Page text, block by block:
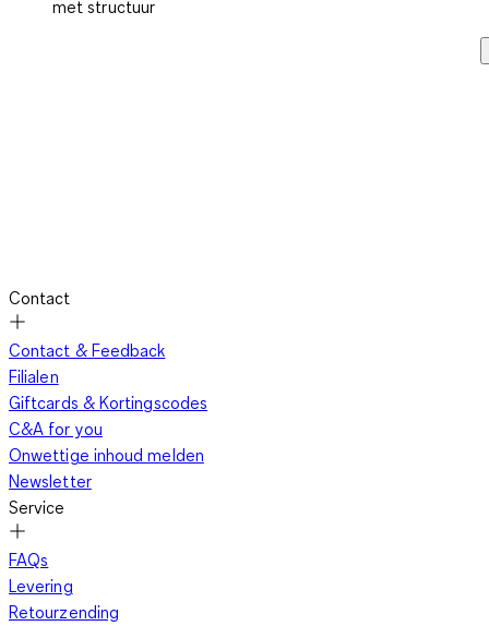
met structuur
Contact
Contact & Feedback
Filialen
Giftcards & Kortingscodes
C&A for you
Onwettige inhoud melden
Newsletter
Service
FAQs
Levering
Retourzending